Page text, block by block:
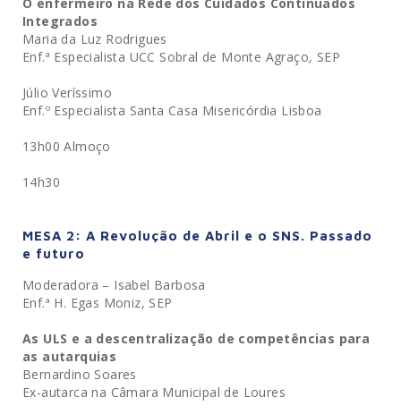
Integrados
Maria da Luz Rodrigues
Enf.ª Especialista UCC Sobral de Monte Agraço, SEP
Júlio Veríssimo
Enf.º Especialista Santa Casa Misericórdia Lisboa
13h00 Almoço
14h30
MESA 2: A Revolução de Abril e o SNS. Passado
e futuro
Moderadora – Isabel Barbosa
Enf.ª H. Egas Moniz, SEP
As ULS e a descentralização de competências para
as autarquias
Bernardino Soares
Ex-autarca na Câmara Municipal de Loures